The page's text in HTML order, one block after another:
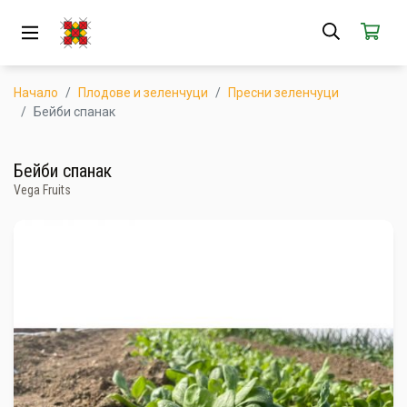
АБОНАМЕНТ
НОВИ ПРОДУКТИ
АКЦИИ
ГОТОВИ ЗА ХАПВАНЕ
Начало Плодове и зеленчуци
Пресни зеленчуци
Бейби спанак
Бейби спанак
Vega Fruits